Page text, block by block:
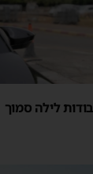
לילה סמוך